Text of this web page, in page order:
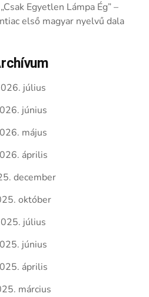
„Csak Egyetlen Lámpa Ég” –
első magyar nyelvű dala
július
június
május
április
december
október
július
június
április
március